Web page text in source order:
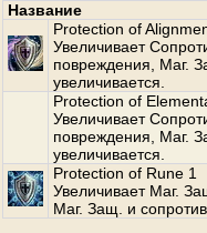
Название
Protection of
Увеличивает
повреждения, Маг.
увеличивается.
Protection of
Увеличивает
повреждения, Маг.
увеличивается.
Protection of Rune 1
Увеличивает Маг.
Маг. Защ. и